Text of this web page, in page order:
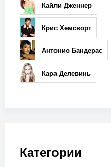
Кайли Дженнер
Крис Хемсворт
Антонио Бандерас
Кара Делевинь
Категории